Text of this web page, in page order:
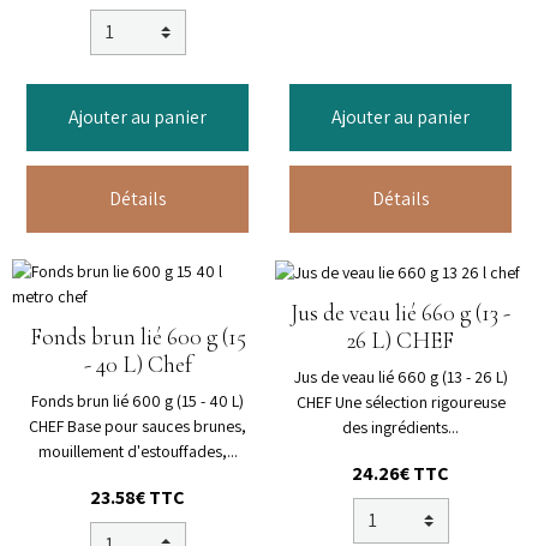
Ajouter au panier
Détails
Ajouter au panier
Détails
Fonds brun lié 600 g (15
- 40 L) Chef
Fonds brun lié 600 g (15 - 40 L)
CHEF Base pour sauces brunes,
mouillement d'estouffades,...
23.58€ TTC
Jus de veau lié 660 g (13 -
26 L) CHEF
Jus de veau lié 660 g (13 - 26 L)
CHEF Une sélection rigoureuse
des ingrédients...
24.26€ TTC